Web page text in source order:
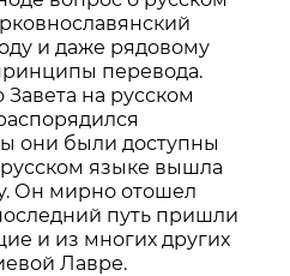
и даже рядовому
перевода.
на русском
они были доступны
языке вышла
Он мирно отошел
путь пришли
и из многих других
Лавре.